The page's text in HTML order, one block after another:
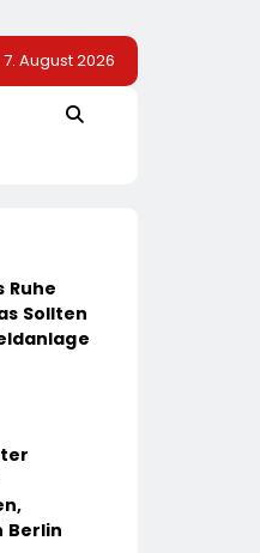
7. August 2026
Ruhe
Sollten
Berlin